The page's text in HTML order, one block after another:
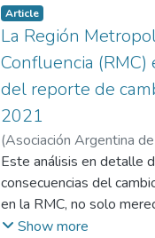
barras de los ríos del
objetivo fue determinar
entre los procesos
sobre el río Limay con la
nigra. Se analizaron y
hidrológicas del río,
parches riparios, y
Resultó un modelo
a P. nigra como
el paisaje fluvial, que en
coloniza sustratos
Article
La Región
Confluencia
del reporte de
2021
(Asociación Argentina
Paisajes, Argentina,
Boyero, Luciano;
López, Micaela;Gatica,
Este análisis en detalle
consecuencias del
en la RMC, no solo
atención de los
Show more